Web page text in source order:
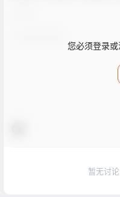
您必须登录
暂无讨